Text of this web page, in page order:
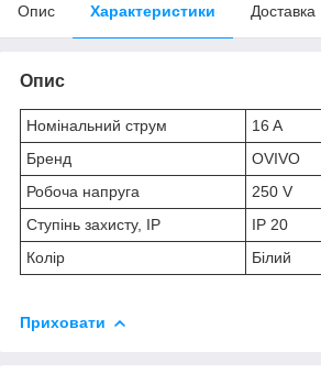
Опис Характеристики Доставка
Опис
Номінальний струм
16 A
Бренд
OVIVO
Робоча напруга
250 V
Ступінь захисту, IP
IP 20
Колір
Білий
Приховати